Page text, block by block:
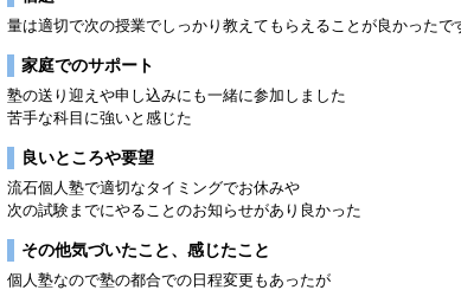
量は適切で次の授業でしっかり教えてもらえることが良かったで
家庭でのサポート
塾の送り迎えや申し込みにも一緒に参加しました
苦手な科目に強いと感じた
良いところや要望
流石個人塾で適切なタイミングでお休みや
次の試験までにやることのお知らせがあり良かった
その他気づいたこと、感じたこと
個人塾なので塾の都合での日程変更もあったが